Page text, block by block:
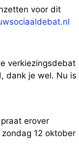
voor dit
verkiezingsdebat
dank je wel. Nu is
erover
12 oktober